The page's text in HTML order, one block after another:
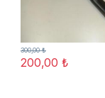
200,00₺
300,00₺